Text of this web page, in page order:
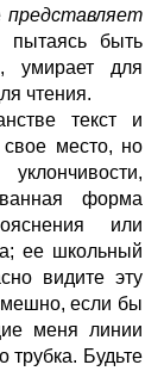
представляет
быть
умирает для
чтения.
текст и
место, но
форма
или
ее школьный
видите эту
если бы
меня линии
трубка. Будьте